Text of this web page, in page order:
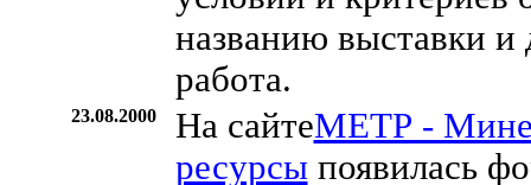
названию выставки и
работа.
23.08.2000 На сайтеМЕТР -
ресурсы появилась